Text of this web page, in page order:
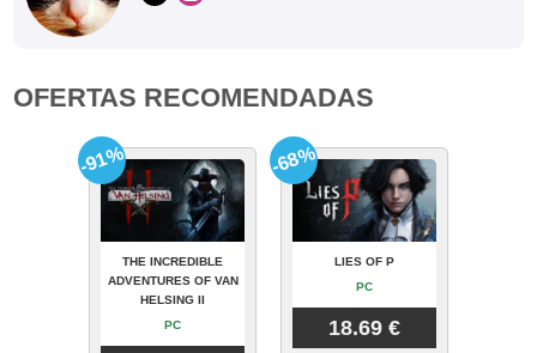
OFERTAS RECOMENDADAS
THE INCREDIBLE
ADVENTURES OF VAN
HELSING II
PC
-91%
LIES OF P
PC
18.69 €
-68%